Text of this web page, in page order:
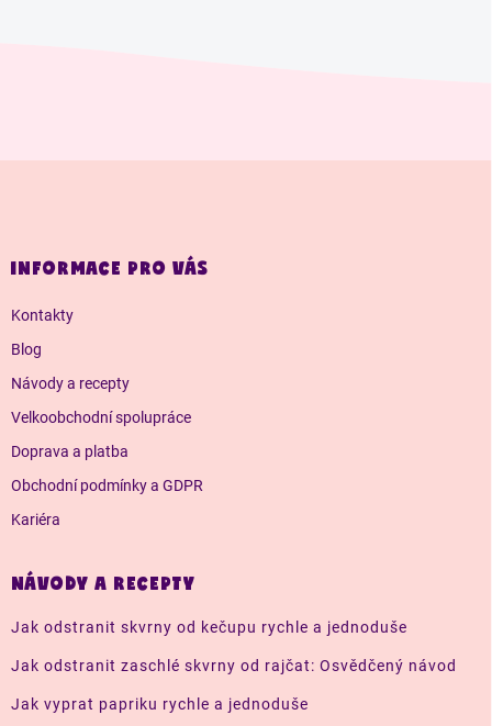
a INFORMACE PRO VÁS
Kontakty
Blog
Návody a recepty
Velkoobchodní spolupráce
Doprava a platba
Obchodní podmínky a GDPR
Kariéra
NÁVODY A RECEPTY
Jak odstranit skvrny od kečupu rychle a jednoduše
Jak odstranit zaschlé skvrny od rajčat: Osvědčený návod
Jak vyprat papriku rychle a jednoduše